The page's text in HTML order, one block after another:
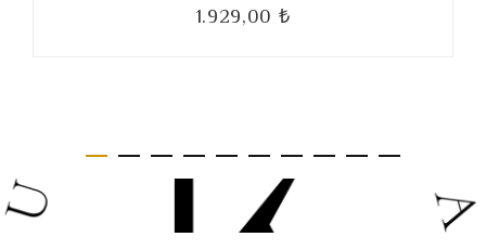
1.929,00 ₺